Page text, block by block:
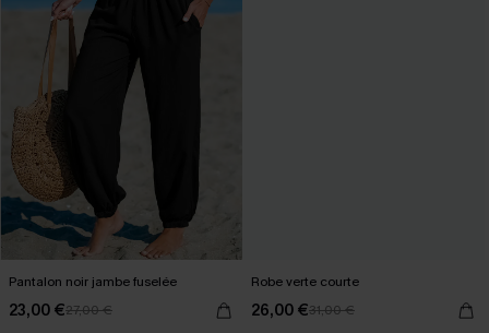
Pantalon noir jambe fuselée
23,00 €27,00 €
Robe verte courte
26,00 €31,00 €